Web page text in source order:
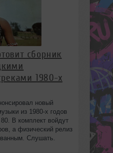
сборник
1980-х
новый
из 1980-х годов
В комплект войдут
а физический релиз
Слушать.